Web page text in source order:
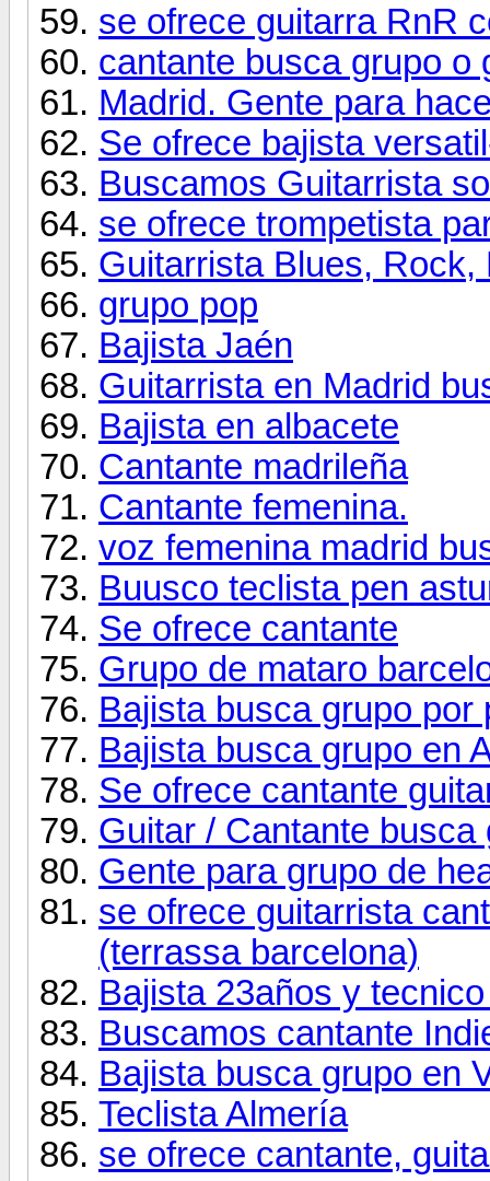
se ofrece guitarra RnR
cantante busca grupo o
Madrid. Gente para
Se ofrece bajista
Buscamos Guitarrista
se ofrece trompetista
Guitarrista Blues,
grupo pop
Bajista Jaén
Guitarrista en Madrid
Bajista en albacete
Cantante madrileña
Cantante femenina.
voz femenina madrid
Buusco teclista pen
Se ofrece cantante
Grupo de mataro
Bajista busca grupo por
Bajista busca grupo en
Se ofrece cantante
Guitar / Cantante
Gente para grupo de
se ofrece guitarrista
(terrassa barcelona)
Bajista 23años y
Buscamos cantante
Bajista busca grupo en
Teclista Almería
se ofrece cantante,